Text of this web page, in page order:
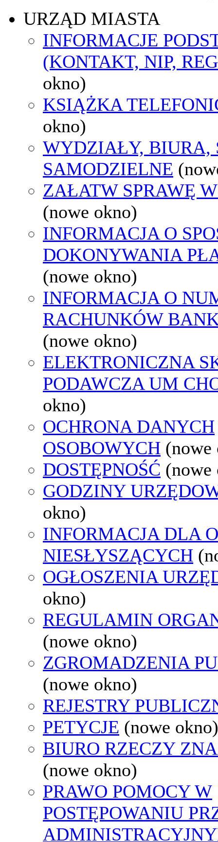
URZĄD MIASTA
INFORMACJE
(KONTAKT, NIP,
okno)
KSIĄŻKA
okno)
WYDZIAŁY, BIURA,
SAMODZIELNE
ZAŁATW SPRAWĘ
(nowe okno)
INFORMACJA O
DOKONYWANIA
(nowe okno)
INFORMACJA O
RACHUNKÓW
(nowe okno)
ELEKTRONICZNA
PODAWCZA UM
okno)
OCHRONA DANYCH
OSOBOWYCH (nowe
DOSTĘPNOŚĆ (nowe
GODZINY
okno)
INFORMACJA DLA
NIESŁYSZĄCYCH
OGŁOSZENIA
okno)
REGULAMIN
(nowe okno)
ZGROMADZENIA
(nowe okno)
REJESTRY
PETYCJE (nowe okno)
BIURO RZECZY
(nowe okno)
PRAWO POMOCY W
POSTĘPOWANIU